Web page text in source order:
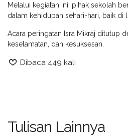
Melalui kegiatan ini, pihak sekolah
dalam kehidupan sehari-hari, baik di
Acara peringatan Isra Mikraj ditutup
keselamatan, dan kesuksesan.
Dibaca 449 kali
Tulisan Lainnya